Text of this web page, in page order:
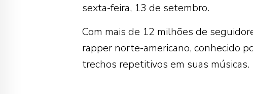
sexta-feira, 13 de setembro.
Com mais de 12 milhões de
rapper norte-americano, conhecido
trechos repetitivos em suas músicas.